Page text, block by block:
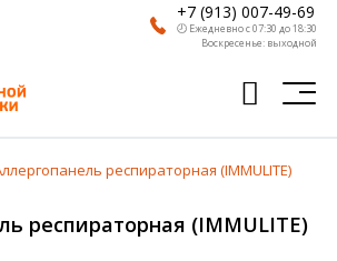
+7 (913) 007-49-69
🕗 Ежедневно с 07:30 до 18:30
Воскресенье: выходной
респираторная (IMMULITE)
респираторная (IMMULITE)